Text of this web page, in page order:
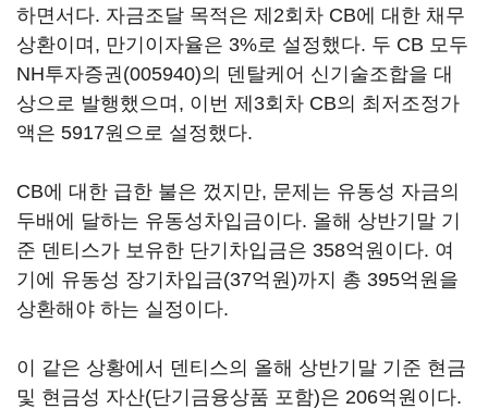
하면서다. 자금조달 목적은 제2회차 CB에 대한 채무
상환이며, 만기이자율은 3%로 설정했다. 두 CB 모두
NH투자증권(005940)의 덴탈케어 신기술조합을 대
상으로 발행했으며, 이번 제3회차 CB의 최저조정가
액은 5917원으로 설정했다.
CB에 대한 급한 불은 껐지만, 문제는 유동성 자금의
두배에 달하는 유동성차입금이다. 올해 상반기말 기
준 덴티스가 보유한 단기차입금은 358억원이다. 여
기에 유동성 장기차입금(37억원)까지 총 395억원을
상환해야 하는 실정이다.
이 같은 상황에서 덴티스의 올해 상반기말 기준 현금
및 현금성 자산(단기금융상품 포함)은 206억원이다.